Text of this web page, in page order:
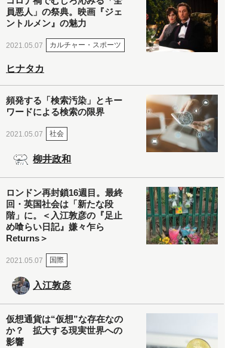
員悪人」の祭典。映画『ジェ
ントルメン』の魅力
2021.05.07 カルチャー・スポーツ
ヒナタカ
頻発する「検索汚染」とキー
ワードによる検索の限界
2021.05.07 社会
柳井政和
ロンドン再封鎖16週目。最終
回・英国社会は「新たな段
階」に。＜入江敦彦の『足止
め喰らい日記』嫌々乍ら
Returns＞
2021.05.07 国際
入江敦彦
仮想通貨は“仮想”な存在なの
か？ 拡大する現実世界への
影響